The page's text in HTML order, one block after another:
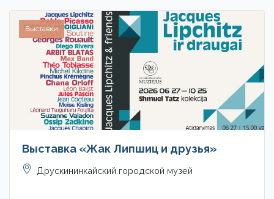
Выставки
Выставка «Жак Липшиц и друзья»
Друскининкайский городской музей